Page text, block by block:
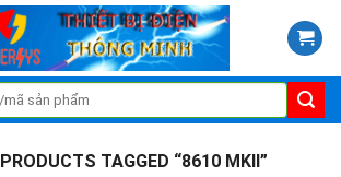
PRODUCTS TAGGED “8610 MKII”